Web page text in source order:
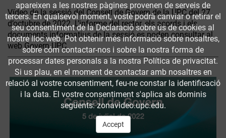
Vídeo de la sessió del Consell de Govern de la UPC del 27
d’octubre de 2022. L’informe del rector, els acords i els
documents informatius de la sessió es poden consultar al
web Govern UPC.
apareixen a les nostres pàgines provenen de serveis de
tercers. En qualsevol moment, vostè podrà canviar o retirar el
seu consentiment de la Declaració sobre ús de cookies al
nostre lloc web. Pot obtenir més informació sobre nosaltres,
sobre cóm contactar-nos i sobre la nostra forma de
processar dates personals a la nostra Política de privacitat.
Si us plau, en el moment de contactar amb nosaltres en
relació al vostre consentiment, feu-ne constar la identificació
i la data. El vostre consentiment s'aplica als dominis
següents: zonavideo.upc.edu.
Accept